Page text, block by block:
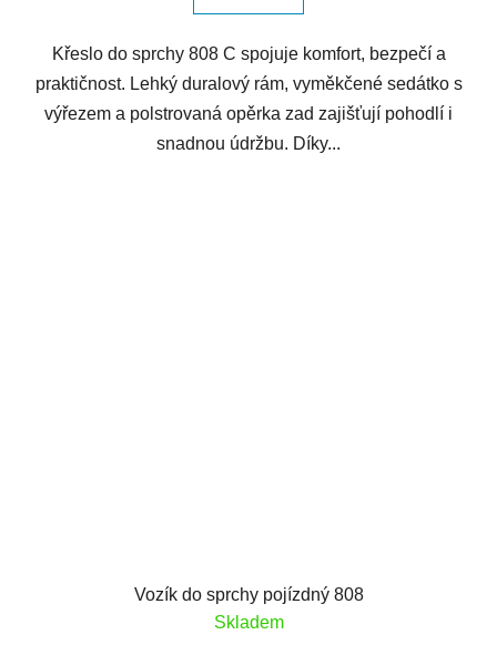
Křeslo do sprchy 808 C spojuje komfort, bezpečí a
praktičnost. Lehký duralový rám, vyměkčené sedátko s
výřezem a polstrovaná opěrka zad zajišťují pohodlí i
snadnou údržbu. Díky...
Vozík do sprchy pojízdný 808
Skladem